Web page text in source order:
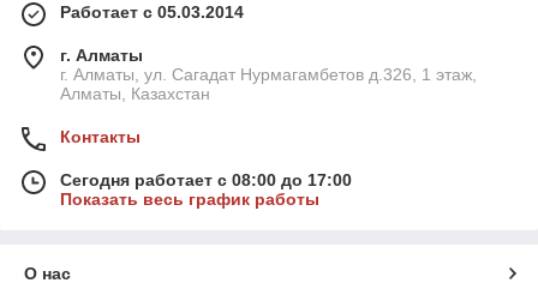
Работает с 05.03.2014
г. Алматы
г. Алматы, ул. Сагадат Нурмагамбетов д.326, 1 этаж,
Алматы, Казахстан
Контакты
Сегодня работает с 08:00 до 17:00
Показать весь график работы
О нас